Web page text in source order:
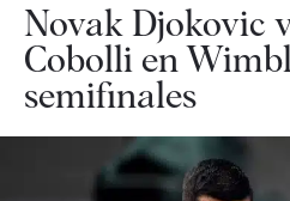
Novak Djokovic
Cobolli en
semifinales